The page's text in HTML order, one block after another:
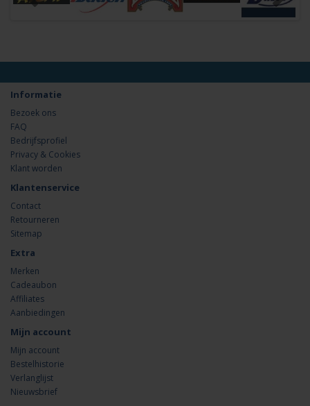
Informatie
Bezoek ons
FAQ
Bedrijfsprofiel
Privacy & Cookies
Klant worden
Klantenservice
Contact
Retourneren
Sitemap
Extra
Merken
Cadeaubon
Affiliates
Aanbiedingen
Mijn account
Mijn account
Bestelhistorie
Verlanglijst
Nieuwsbrief